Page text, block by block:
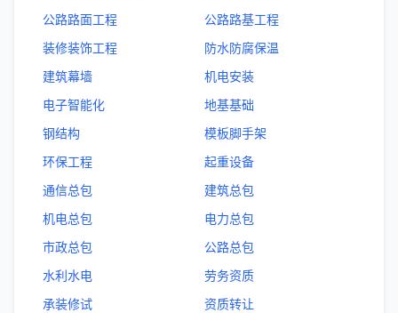
公路路面工程
公路路基工程
装修装饰工程
防水防腐保温
建筑幕墙
机电安装
电子智能化
地基基础
钢结构
模板脚手架
环保工程
起重设备
通信总包
建筑总包
机电总包
电力总包
市政总包
公路总包
水利水电
劳务资质
承装修试
资质转让